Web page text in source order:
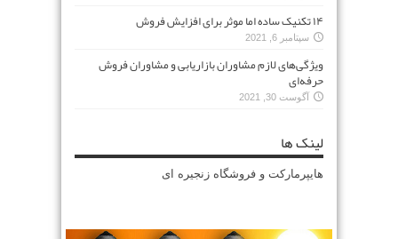
۱۴ تکنیک ساده اما موثر برای افزایش فروش
سپتامبر 6, 2021
ویژگی‌های لازم مشاوران بازاریابی و مشاوران فروش
حرفه‌ای
آگوست 30, 2021
لینک ها
هایپرمارکت و فروشگاه زنجیره ای